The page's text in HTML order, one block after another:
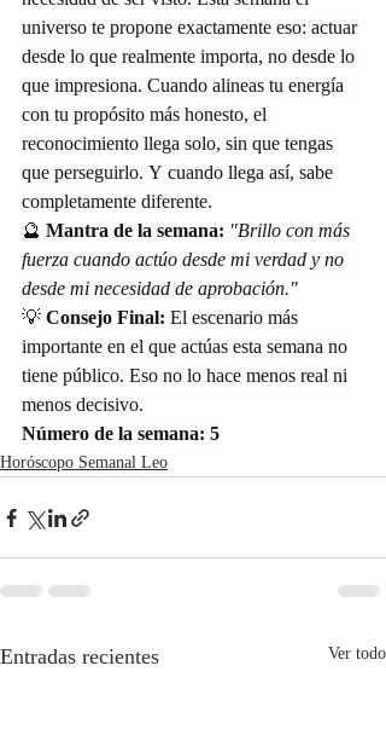
universo te propone exactamente eso: actuar
desde lo que realmente importa, no desde lo
que impresiona. Cuando alineas tu energía
con tu propósito más honesto, el
reconocimiento llega solo, sin que tengas
que perseguirlo. Y cuando llega así, sabe
completamente diferente.
🔮 Mantra de la semana: "Brillo con más
fuerza cuando actúo desde mi verdad y no
desde mi necesidad de aprobación."
💡 Consejo Final: El escenario más
importante en el que actúas esta semana no
tiene público. Eso no lo hace menos real ni
menos decisivo.
Número de la semana: 5
Horóscopo Semanal Leo
Entradas recientes Ver todo